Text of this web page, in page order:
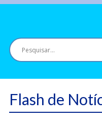
Flash de